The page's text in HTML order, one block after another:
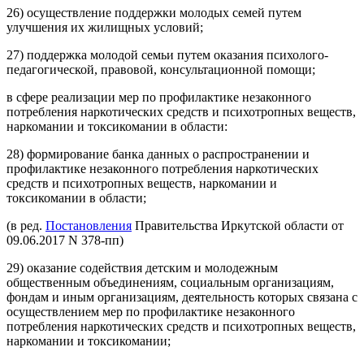
26) осуществление поддержки молодых семей путем
улучшения их жилищных условий;
27) поддержка молодой семьи путем оказания психолого-
педагогической, правовой, консультационной помощи;
в сфере реализации мер по профилактике незаконного
потребления наркотических средств и психотропных веществ,
наркомании и токсикомании в области:
28) формирование банка данных о распространении и
профилактике незаконного потребления наркотических
средств и психотропных веществ, наркомании и
токсикомании в области;
(в ред. Постановления Правительства Иркутской области от
09.06.2017 N 378-пп)
29) оказание содействия детским и молодежным
общественным объединениям, социальным организациям,
фондам и иным организациям, деятельность которых связана с
осуществлением мер по профилактике незаконного
потребления наркотических средств и психотропных веществ,
наркомании и токсикомании;